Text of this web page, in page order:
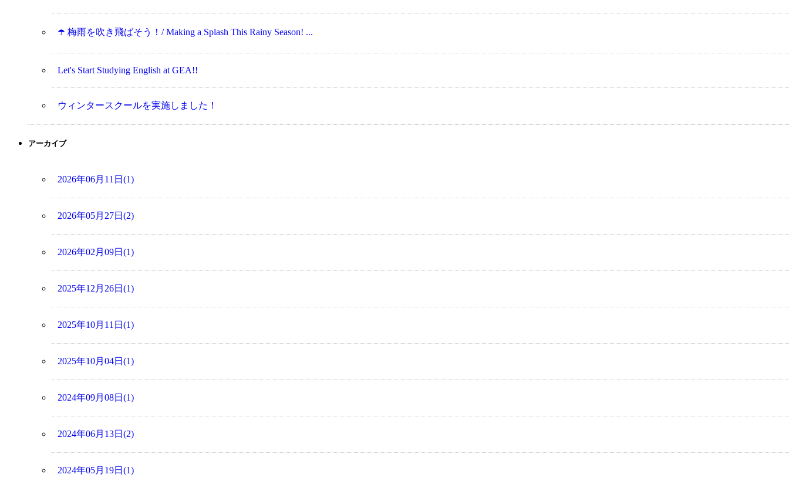
☂️ 梅雨を吹き飛ばそう！/ Making a Splash This Rainy Season! ...
Let's Start Studying English at GEA!!
ウィンタースクールを実施しました！
アーカイブ
2026年06月11日(1)
2026年05月27日(2)
2026年02月09日(1)
2025年12月26日(1)
2025年10月11日(1)
2025年10月04日(1)
2024年09月08日(1)
2024年06月13日(2)
2024年05月19日(1)